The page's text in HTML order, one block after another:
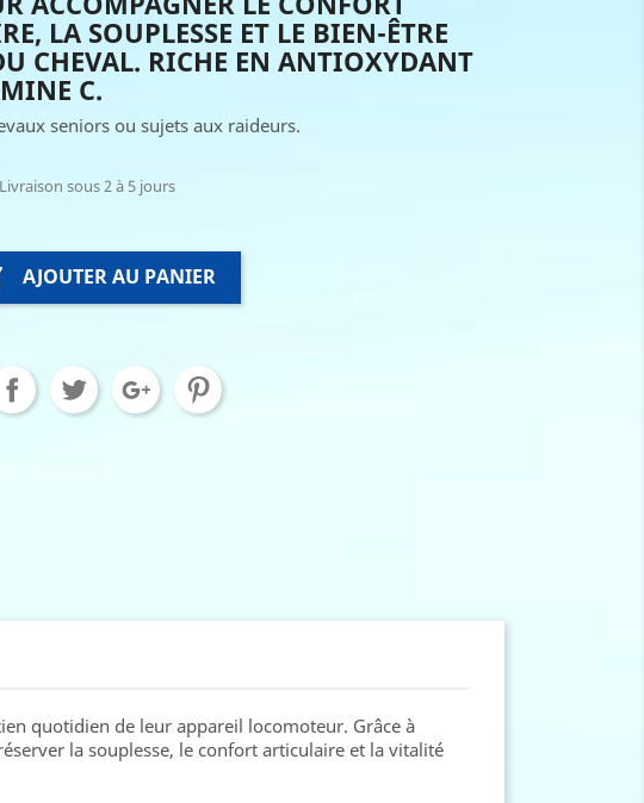
LA SOUPLESSE ET LE BIEN-ÊTRE
CHEVAL. RICHE EN ANTIOXYDANT
C.
seniors ou sujets aux raideurs.
Livraison sous 2 à 5 jours
AJOUTER AU PANIER
quotidien de leur appareil locomoteur. Grâce à
la souplesse, le confort articulaire et la vitalité